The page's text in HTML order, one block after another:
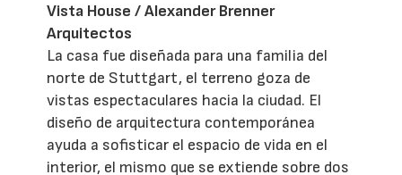
Vista House / Alexander Brenner
Arquitectos
La casa fue diseñada para una familia del
norte de Stuttgart, el terreno goza de
vistas espectaculares hacia la ciudad. El
diseño de arquitectura contemporánea
ayuda a sofisticar el espacio de vida en el
interior, el mismo que se extiende sobre dos